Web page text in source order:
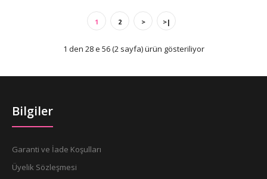
1 2 > >|
1 den 28 e 56 (2 sayfa) ürün gösteriliyor
Bilgiler
Garanti ve İade Koşulları
Üyelik Sözleşmesi